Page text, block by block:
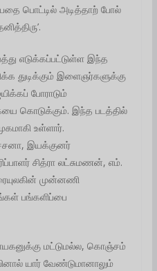
பொட்டில் அடித்தாற் போல்
எடுக்கப்பட்டுள்ள இந்த
துடிக்கும் இளைஞர்களுக்கு
போராடும்
கொடுக்கும். இந்த படத்தில்
உள்ளார்.
இயக்குனர்
சித்ரா லட்சுமணன், எம்.
முன்னணி
பங்களிப்பை
மட்டுமல்ல, கொஞ்சம்
யார் வேண்டுமானாலும்